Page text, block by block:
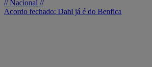
// Nacional //
Acordo fechado: Dahl já é do Benfica